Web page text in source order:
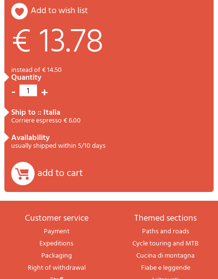
add to wish list
€ 13.78
instead of € 14.50
quantity
- 1 +
ship to :: Italia
Corriere espresso € 6.00
availability
usually shipped within 5/10 days
add to cart
Customer service
Payment
Expeditions
Packaging
Right of withdrawal
themed sections
Paths and roads
Cycle touring and MTB
Cucina di montagna
Fiabe e leggende